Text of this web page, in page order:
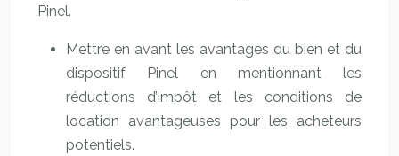
Pinel.
Mettre en avant les avantages du bien et du
dispositif Pinel en mentionnant les
réductions d’impôt et les conditions de
location avantageuses pour les acheteurs
potentiels.